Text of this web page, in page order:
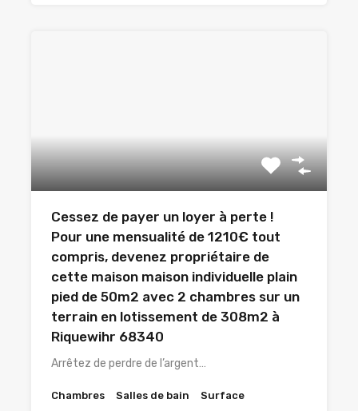
Cessez de payer un loyer à perte !
Pour une mensualité de 1210€ tout
compris, devenez propriétaire de
cette maison maison individuelle plain
pied de 50m2 avec 2 chambres sur un
terrain en lotissement de 308m2 à
Riquewihr 68340
Arrêtez de perdre de l’argent…
Chambres Salles de bain Surface